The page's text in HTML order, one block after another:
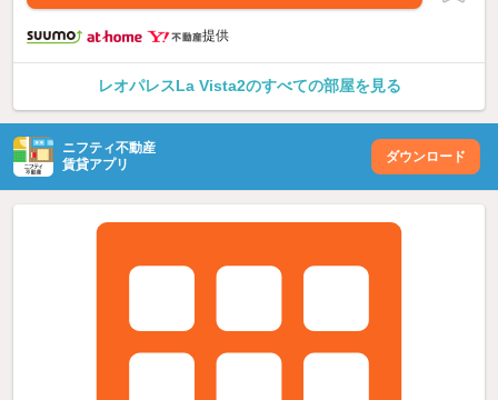
提供
レオパレスLa Vista2のすべての部屋を見る
ニフティ不動産
賃貸アプリ
ダウンロード